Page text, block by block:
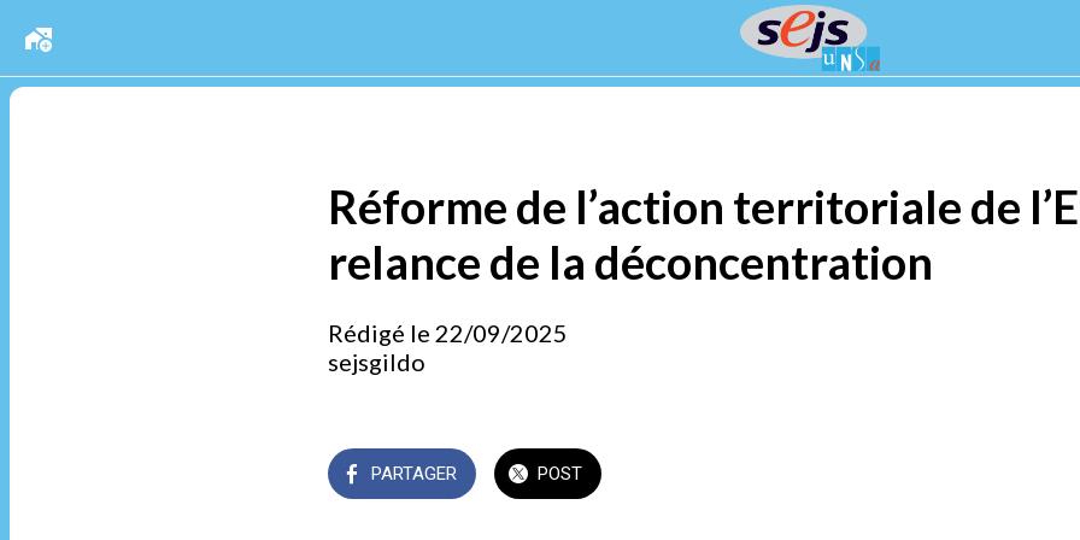
Réforme de l’action territoriale de
relance de la déconcentration
Rédigé le 22/09/2025
sejsgildo
PARTAGER POST